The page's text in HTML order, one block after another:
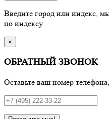
Введите город или индекс,
по индексу
×
ОБРАТНЫЙ ЗВОНОК
Оставьте ваш номер